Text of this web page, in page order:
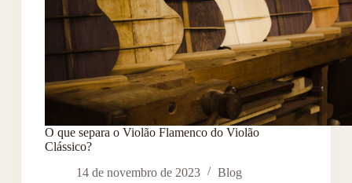
O que separa o Violão Flamenco do Violão
Clássico?
14 de novembro de 2023
Blog